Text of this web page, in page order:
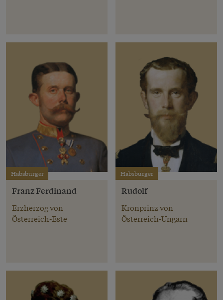
Habsburger
Franz Ferdinand
Erzherzog von
Österreich-Este
Habsburger
Rudolf
Kronprinz von
Österreich-Ungarn